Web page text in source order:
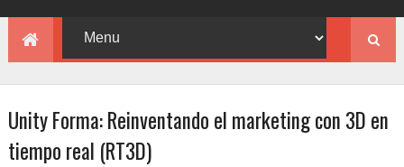
Unity Forma: Reinventando el marketing con 3D en
tiempo real (RT3D)